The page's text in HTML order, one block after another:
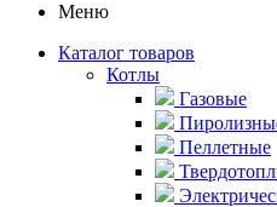
Меню
Каталог товаров
Котлы
Газовые
Пеллетные